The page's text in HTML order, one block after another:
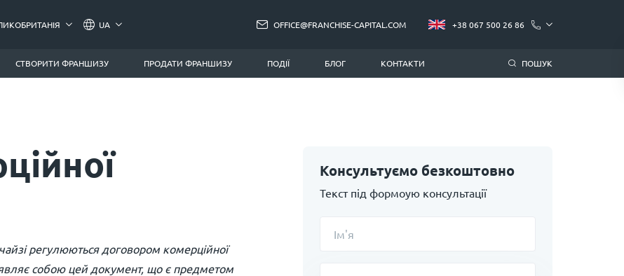
UA OFFICE@FRANCHISE-CAPITAL.COM +38 067 500 26 86
СТВОРИТИ ФРАНШИЗУ ПРОДАТИ ФРАНШИЗУ ПОДІЇ БЛОГ КОНТАКТИ ПОШУК
регулюються договором комерційної
являє собою цей документ, що є предметом
Консультуємо безкоштовно
Текст під формоую консультації
Ім'я